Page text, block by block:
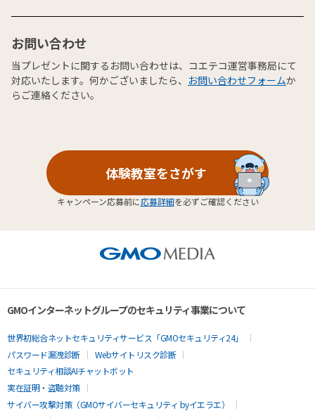
お問い合わせ
当プレゼントに関するお問い合わせは、コエテコ運営事務局にて
対応いたします。何かございましたら、 お問い合わせフォームか
らご連絡ください。
体験教室をさがす
キャンペーン応募前に応募詳細を必ずご確認ください
GMOインターネットグループのセキュリティ事業について
世界初総合ネットセキュリティサービス「GMOセキュリティ24」
パスワード漏洩診断
Webサイトリスク診断
セキュリティ相談AIチャットボット
実在証明・盗聴対策
サイバー攻撃対策（GMOサイバーセキュリティ byイエラエ）